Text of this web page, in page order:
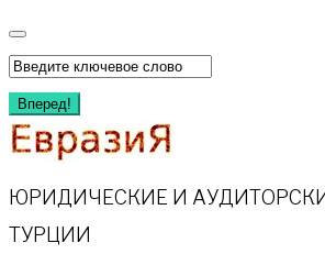
Перейти
к
содержимому
Искать:
Вперед!
ЮРИДИЧЕСКИЕ И
ТУРЦИИ